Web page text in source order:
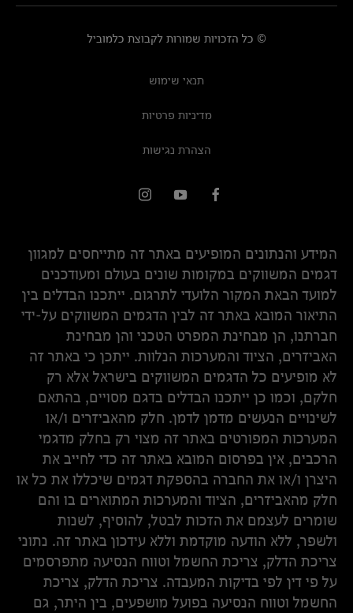
© כל הזכויות שמורות לקבוצת כלמוביל
תנאי שימוש
מדיניות פרטיות
הצהרת נגישות
המידע והנתונים המופיעים באתר זה מתייחסים למגוון
דגמים המשווקים במקומות שונים בעולם ומעודכנים
למועד הבאת המקור הלועדי לתרגום. ייתכנו הבדלים בין
התיאור המובא באתר זה לבין הדגמים המשווקים על-ידי
חברתנו, הן מבחינת המפרט הטכני והן מבחינת
האביזרים, הציוד והמערכות הנלוות. ייתכן כי באתר זה
לא מופיעים כל הדגמים המשווקים בישראל אלא רק
חלקם, וכמו כן ייתכנו הבדלים בדגם מסויים, בהתאם
לשינויים הנעשים מדמן לדמן. חלק מהאביזרים ו/או
המערכות המפורטים באתר זה מצוי רק בחלק מדגמי
הרכבים, אין בפרסום המובא באתר זה כדי לחייב את
היצרן ו/או את החברה בהספקת דגמים שיכללו את כל או
חלק מהאביזרים, הציוד והמערכות המתוארים בו והם
שומרים לעצמם את הזכות לבטל, להוסיף, לשנות
ולשפר, ללא הודעה מוקדמת וללא עידכון באתר זה. נתוני
צריכת הדלק, צריכת החשמל וטווח הנסיעה מתפרסמים
על פי דין לפי בדיקות המעבדה. צריכת הדלק, צריכת
החשמל וטווח הנסיעה בפועל מושפעים, בין היתר, גם